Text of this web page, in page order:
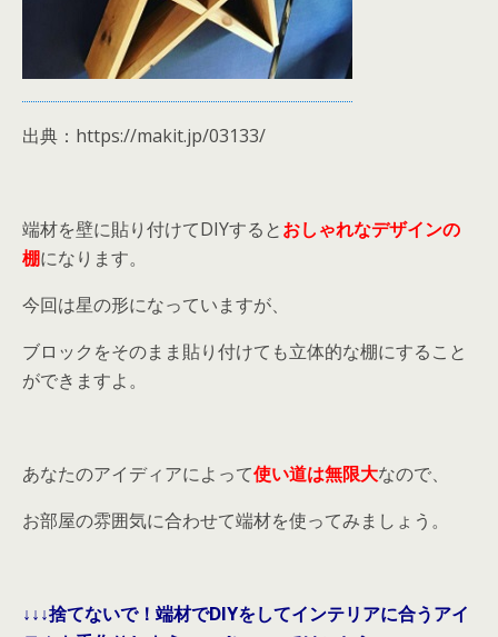
出典：https://makit.jp/03133/
端材を壁に貼り付けてDIYするとおしゃれなデザインの
棚になります。
今回は星の形になっていますが、
ブロックをそのまま貼り付けても立体的な棚にすること
ができますよ。
あなたのアイディアによって使い道は無限大なので、
お部屋の雰囲気に合わせて端材を使ってみましょう。
↓↓↓捨てないで！端材でDIYをしてインテリアに合うアイ